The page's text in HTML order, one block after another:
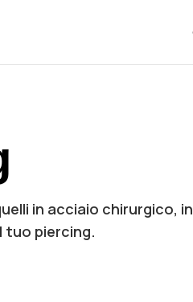
in acciaio chirurgico, in
tuo piercing.